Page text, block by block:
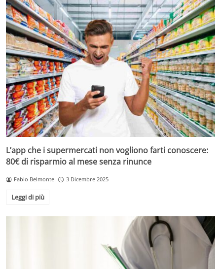
L’app che i supermercati non vogliono farti conoscere:
80€ di risparmio al mese senza rinunce
Fabio Belmonte 3 Dicembre 2025
Leggi di più